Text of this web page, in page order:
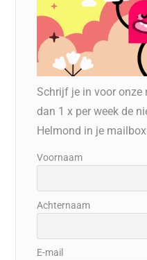
Schrijf je in voor
dan 1 x per week de
Helmond in je
Voornaam
Achternaam
E-mail